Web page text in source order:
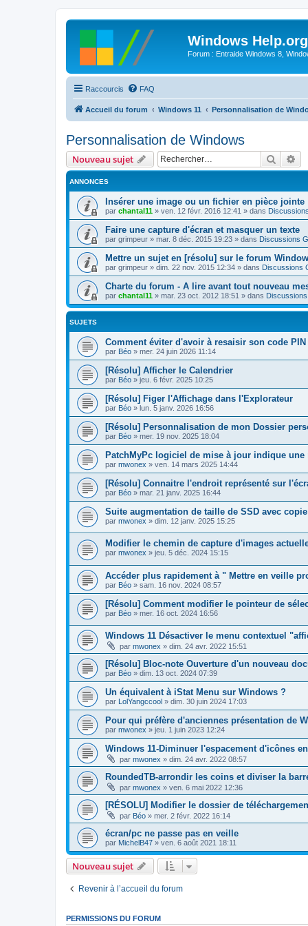
Windows Help.org
Forum : Entraide Windows 8,
Raccourcis FAQ
Accueil du forum Windows 11 Personnalisation de
Personnalisation de Windows
Nouveau sujet
ANNONCES
Insérer une image ou un fichier en pièce jointe
par chantal11 » ven. 12 févr. 2016 12:41 » dans
Faire une capture d'écran et masquer un texte
par grimpeur » mar. 8 déc. 2015 19:23 » dans Discussions
Mettre un sujet en [résolu] sur le forum
par grimpeur » dim. 22 nov. 2015 12:34 » dans Discussions
Charte du forum - A lire avant tout nouveau
par chantal11 » mar. 23 oct. 2012 18:51 » dans
SUJETS
Comment éviter d'avoir à resaisir son code
par Béo » mer. 24 juin 2026 11:14
[Résolu] Afficher le Calendrier
par Béo » jeu. 6 févr. 2025 10:25
[Résolu] Figer l'Affichage dans l'Explorateur
par Béo » lun. 5 janv. 2026 16:56
[Résolu] Personnalisation de mon Dossier
par Béo » mer. 19 nov. 2025 18:04
PatchMyPc logiciel de mise à jour indique
par mwonex » ven. 14 mars 2025 14:44
[Résolu] Connaitre l'endroit représenté sur
par Béo » mar. 21 janv. 2025 16:44
Suite augmentation de taille de SSD avec
par mwonex » dim. 12 janv. 2025 15:25
Modifier le chemin de capture d'images
par mwonex » jeu. 5 déc. 2024 15:15
Accéder plus rapidement à " Mettre en veille
par Béo » sam. 16 nov. 2024 08:57
[Résolu] Comment modifier le pointeur de
par Béo » mer. 16 oct. 2024 16:56
Windows 11 Désactiver le menu contextuel
par mwonex » dim. 24 avr. 2022 15:51
[Résolu] Bloc-note Ouverture d'un nouveau
par Béo » dim. 13 oct. 2024 07:39
Un équivalent à iStat Menu sur Windows ?
par LolYangccool » dim. 30 juin 2024 17:03
Pour qui préfère d'anciennes présentation de
par mwonex » jeu. 1 juin 2023 12:24
Windows 11-Diminuer l'espacement d'icônes
par mwonex » dim. 24 avr. 2022 08:57
RoundedTB-arrondir les coins et diviser la
par mwonex » ven. 6 mai 2022 12:36
[RÉSOLU] Modifier le dossier de
par Béo » mer. 2 févr. 2022 16:14
écran/pc ne passe pas en veille
par MichelB47 » ven. 6 août 2021 18:11
Nouveau sujet
Revenir à l’accueil du forum
PERMISSIONS DU FORUM